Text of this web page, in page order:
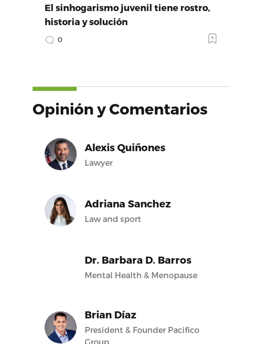
El sinhogarismo juvenil tiene rostro,
historia y solución
0
Opinión y Comentarios
Alexis Quiñones
Lawyer
Adriana Sanchez
Law and sport
Dr. Barbara D. Barros
Mental Health & Menopause
Brian Díaz
President & Founder Pacifico
Group